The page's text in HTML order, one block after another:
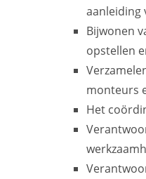
aanleiding
Bijwonen
opstellen
monteurs
Het